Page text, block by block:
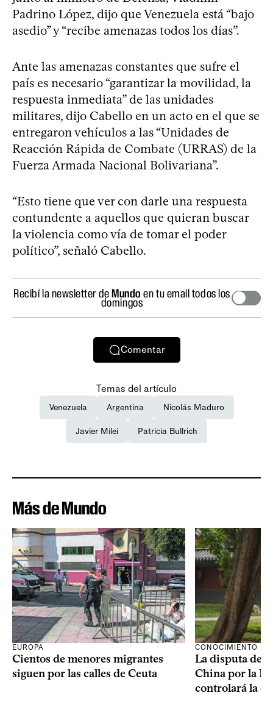
Padrino López, dijo que Venezuela está “bajo
asedio” y “recibe amenazas todos los días”.
Ante las amenazas constantes que sufre el
país es necesario “garantizar la movilidad, la
respuesta inmediata” de las unidades
militares, dijo Cabello en un acto en el que se
entregaron vehículos a las “Unidades de
Reacción Rápida de Combate (URRAS) de la
Fuerza Armada Nacional Bolivariana”.
“Esto tiene que ver con darle una respuesta
contundente a aquellos que quieran buscar
la violencia como vía de tomar el poder
político”, señaló Cabello.
Recibí la newsletter deMundo en tu email todos los
domingos
Comentar
Temas del artículo
Venezuela Argentina Nicolás Maduro
Javier Milei Patricia Bullrich
Más de Mundo
EUROPA
Cientos de menores migrantes
siguen por las calles de Ceuta
CONOCIMIENTO
La disputa de
China por la
controlará la